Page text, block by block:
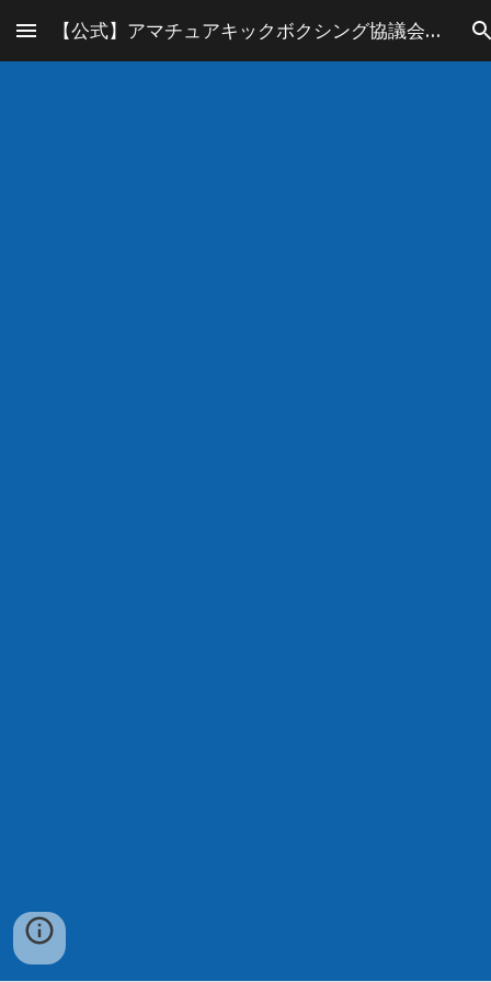
Skip to main content Skip to navigation
【公式】アマチュアキックボクシング協議会／AKC